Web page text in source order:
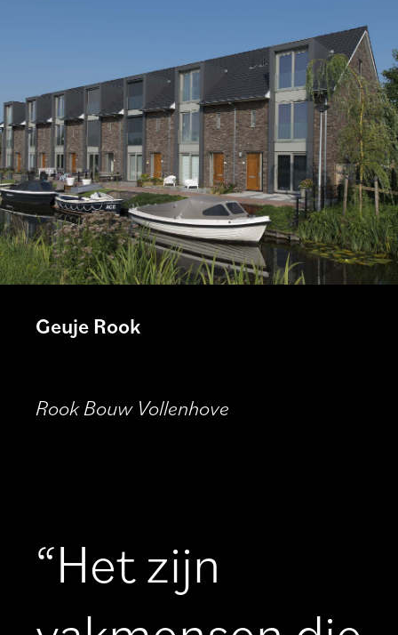
Geuje Rook
Rook Bouw Vollenhove
“Het zijn